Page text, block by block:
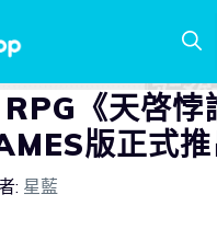
《天啓悖
版正式推
: 星藍